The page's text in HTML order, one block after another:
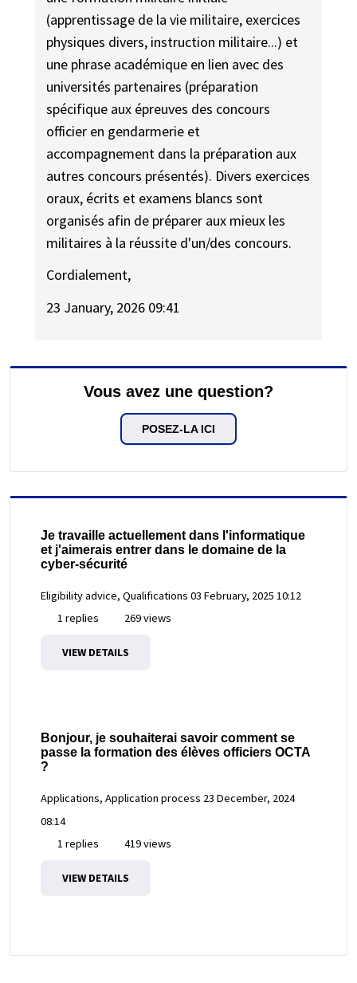
(apprentissage de la vie militaire, exercices
physiques divers, instruction militaire...) et
une phrase académique en lien avec des
universités partenaires (préparation
spécifique aux épreuves des concours
officier en gendarmerie et
accompagnement dans la préparation aux
autres concours présentés). Divers exercices
oraux, écrits et examens blancs sont
organisés afin de préparer aux mieux les
militaires à la réussite d'un/des concours.
Cordialement,
23 January, 2026 09:41
Vous avez une question?
POSEZ-LA ICI
Je travaille actuellement dans l'informatique
et j'aimerais entrer dans le domaine de la
cyber-sécurité
Eligibility advice, Qualifications 03 February, 2025 10:12
1 replies
269 views
VIEW DETAILS
Bonjour, je souhaiterai savoir comment se
passe la formation des élèves officiers OCTA
?
Applications, Application process 23 December, 2024
08:14
1 replies
419 views
VIEW DETAILS